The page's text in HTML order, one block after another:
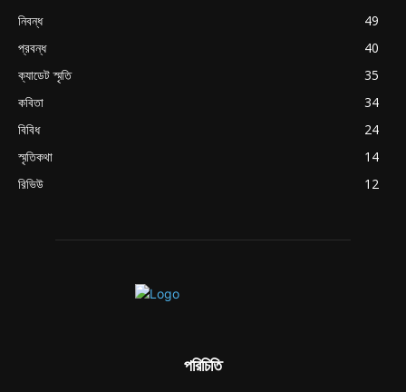
নিবন্ধ
49
প্রবন্ধ
40
ক্যাডেট স্মৃতি
35
কবিতা
34
বিবিধ
24
স্মৃতিকথা
14
রিভিউ
12
পরিচিতি